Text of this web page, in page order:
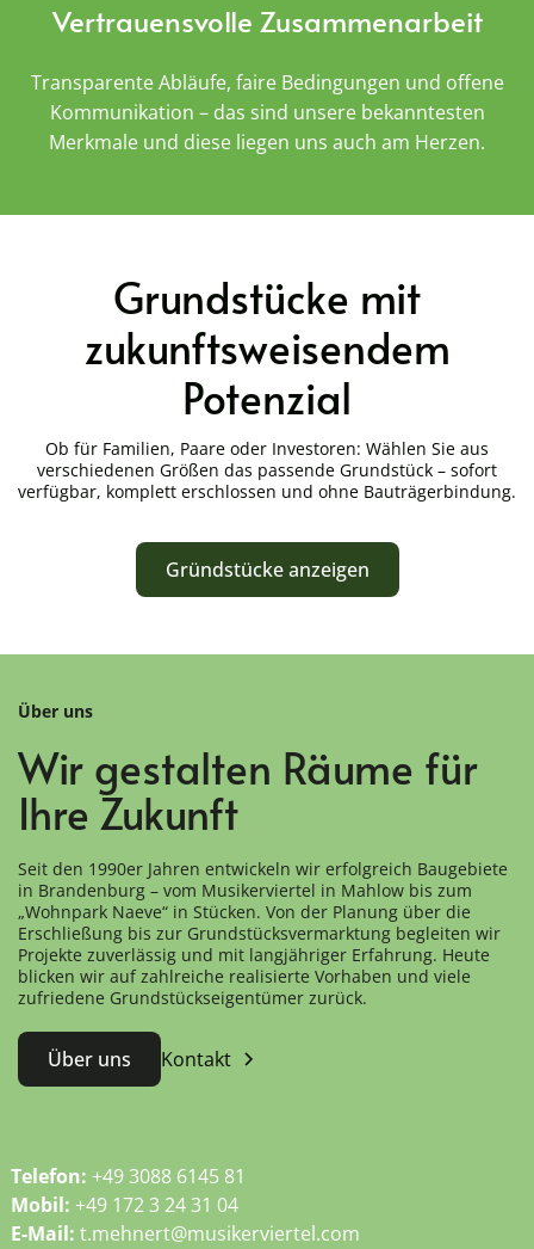
Vertrauensvolle Zusammenarbeit
Transparente Abläufe, faire Bedingungen und offene
Kommunikation – das sind unsere bekanntesten
Merkmale und diese liegen uns auch am Herzen.
Grundstücke mit
zukunftsweisendem
Potenzial
Ob für Familien, Paare oder Investoren: Wählen Sie aus
verschiedenen Größen das passende Grundstück – sofort
verfügbar, komplett erschlossen und ohne Bauträgerbindung.
Gründstücke anzeigen
Über uns
Wir gestalten Räume für
Ihre Zukunft
Seit den 1990er Jahren entwickeln wir erfolgreich Baugebiete
in Brandenburg – vom Musikerviertel in Mahlow bis zum
„Wohnpark Naeve“ in Stücken. Von der Planung über die
Erschließung bis zur Grundstücksvermarktung begleiten wir
Projekte zuverlässig und mit langjähriger Erfahrung. Heute
blicken wir auf zahlreiche realisierte Vorhaben und viele
zufriedene Grundstückseigentümer zurück.
Über uns Kontakt
Telefon: +49 3088 6145 81
Mobil: +49 172 3 24 31 04
E-Mail: t.mehnert@musikerviertel.com